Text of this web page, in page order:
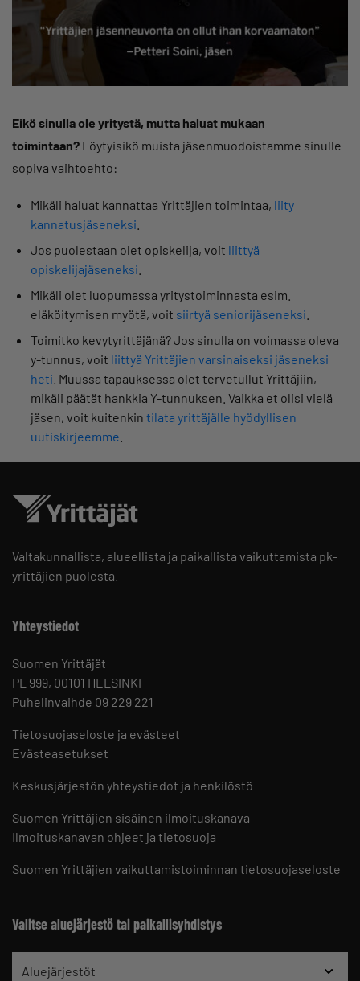
Eikö sinulla ole yritystä, mutta haluat mukaan
toimintaan? Löytyisikö muista jäsenmuodoistamme sinulle
sopiva vaihtoehto:
Mikäli haluat kannattaa Yrittäjien toimintaa, liity
kannatusjäseneksi
Jos puolestaan olet opiskelija, voit liittyä
opiskelijajäseneksi
Mikäli olet luopumassa yritystoiminnasta esim.
eläköitymisen myötä, voit siirtyä seniorijäseneksi
Toimitko kevytyrittäjänä? Jos sinulla on voimassa oleva
y-tunnus, voit liittyä Yrittäjien varsinaiseksi jäseneksi
heti . Muussa tapauksessa olet tervetullut Yrittäjiin,
mikäli päätät hankkia Y-tunnuksen. Vaikka et olisi vielä
jäsen, voit kuitenkin tilata yrittäjälle hyödyllisen
uutiskirjeemme
Valtakunnallista, alueellista ja paikallista vaikuttamista pk-
yrittäjien puolesta.
Yhteystiedot
Suomen Yrittäjät
PL 999, 00101 HELSINKI
Puhelinvaihde 09 229 221
Tietosuojaseloste ja evästeet
Evästeasetukset
Keskusjärjestön yhteystiedot ja henkilöstö
Suomen Yrittäjien sisäinen ilmoituskanava
Ilmoituskanavan ohjeet ja tietosuoja
Suomen Yrittäjien vaikuttamistoiminnan tietosuojaseloste
Valitse aluejärjestö tai paikallisyhdistys
Aluejärjestöt